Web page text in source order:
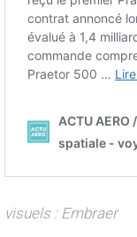
visuels : Embraer